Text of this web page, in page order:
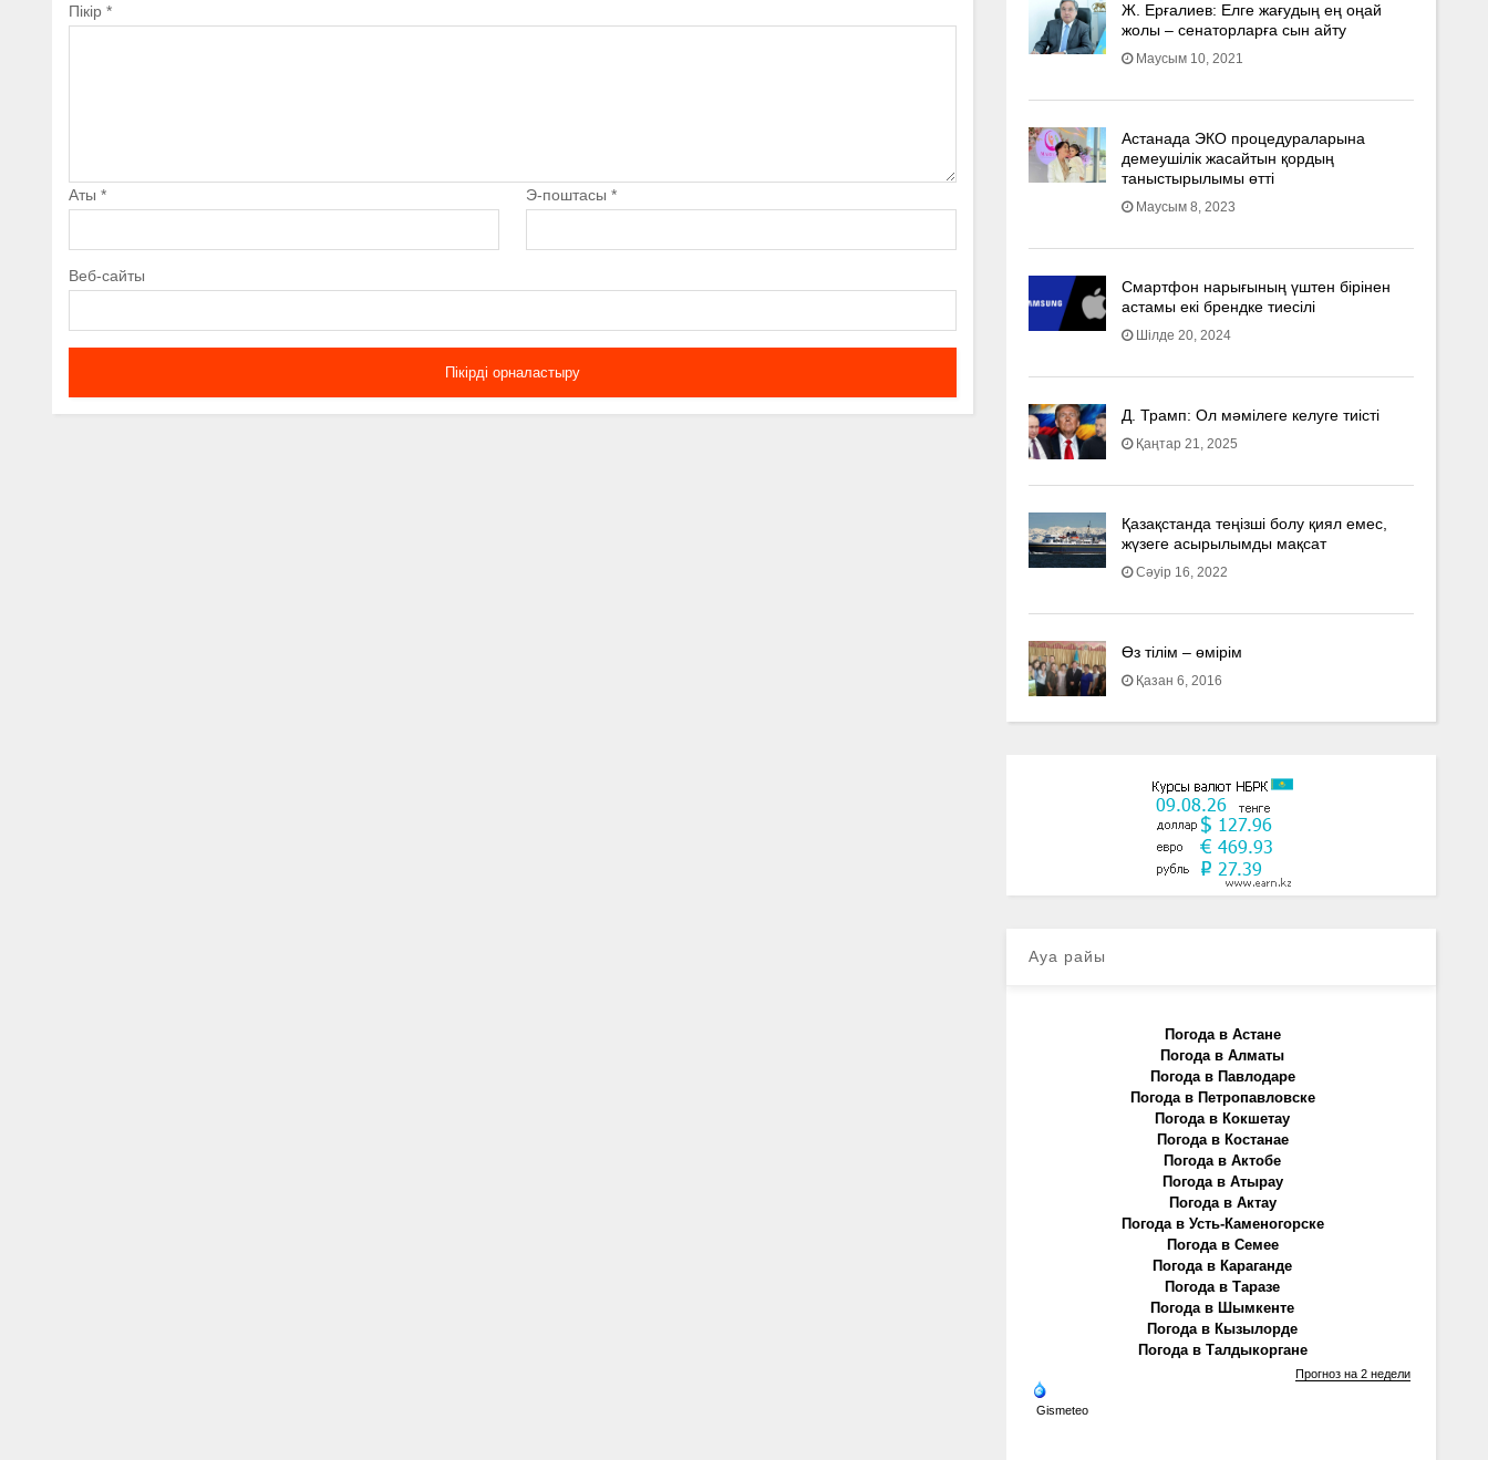
Пікір*
Аты* Э-поштасы*
Веб-сайты
Ж. Ерғалиев: Елге жағудың ең оңай
жолы – сенаторларға сын айту
Маусым 10, 2021
Астанада ЭКО процедураларына
демеушілік жасайтын қордың
таныстырылымы өтті
Маусым 8, 2023
Смартфон нарығының үштен бірінен
астамы екі брендке тиесілі
Шілде 20, 2024
Д. Трамп: Ол мәмілеге келуге тиісті
Қаңтар 21, 2025
Қазақстанда теңізші болу қиял емес,
жүзеге асырылымды мақсат
Сәуір 16, 2022
Өз тілім – өмірім
Қазан 6, 2016
Ауа райы
Погода в Астане
Погода в Алматы
Погода в Павлодаре
Погода в Петропавловске
Погода в Кокшетау
Погода в Костанае
Погода в Актобе
Погода в Атырау
Погода в Актау
Погода в Усть-Каменогорске
Погода в Семее
Погода в Караганде
Погода в Таразе
Погода в Шымкенте
Погода в Кызылорде
Погода в Талдыкоргане
Gismeteo
Прогноз на 2 недели